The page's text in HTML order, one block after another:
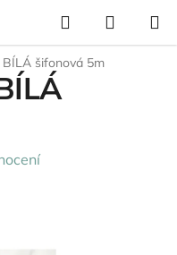
Hledat
KOŠÍK
šifonová 5m